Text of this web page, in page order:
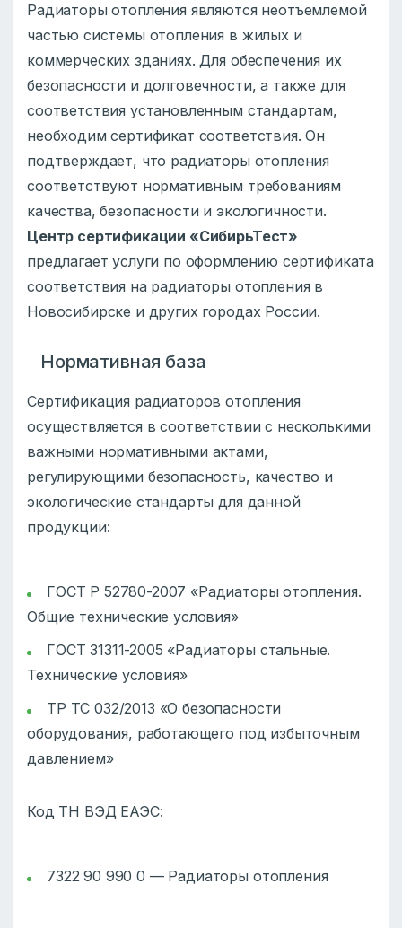
Радиаторы отопления являются неотъемлемой
частью системы отопления в жилых и
коммерческих зданиях. Для обеспечения их
безопасности и долговечности, а также для
соответствия установленным стандартам,
необходим сертификат соответствия. Он
подтверждает, что радиаторы отопления
соответствуют нормативным требованиям
качества, безопасности и экологичности.
Центр сертификации «СибирьТест»
предлагает услуги по оформлению сертификата
соответствия на радиаторы отопления в
Новосибирске и других городах России.
Нормативная база
Сертификация радиаторов отопления
осуществляется в соответствии с несколькими
важными нормативными актами,
регулирующими безопасность, качество и
экологические стандарты для данной
продукции:
ГОСТ Р 52780-2007 «Радиаторы отопления.
Общие технические условия»
ГОСТ 31311-2005 «Радиаторы стальные.
Технические условия»
ТР ТС 032/2013 «О безопасности
оборудования, работающего под избыточным
давлением»
Код ТН ВЭД ЕАЭС:
7322 90 990 0 — Радиаторы отопления